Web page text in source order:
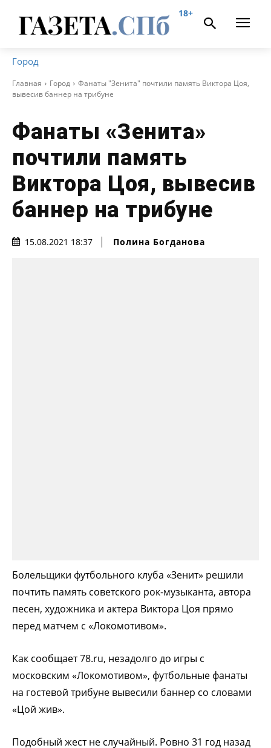
18+
Город
Главная Город
Фанаты "Зенита" почтили память Виктора Цоя,
вывесив баннер на трибуне
Фанаты «Зенита»
почтили память
Виктора Цоя, вывесив
баннер на трибуне
15.08.2021 18:37 Полина Богданова
Болельщики футбольного клуба «Зенит» решили
почтить память советского рок-музыканта, автора
песен, художника и актера Виктора Цоя прямо
перед матчем с «Локомотивом».
Как сообщает 78.ru, незадолго до игры с
московским «Локомотивом», футбольные фанаты
на гостевой трибуне вывесили баннер со словами
«Цой жив».
Подобный жест не случайный. Ровно 31 год назад